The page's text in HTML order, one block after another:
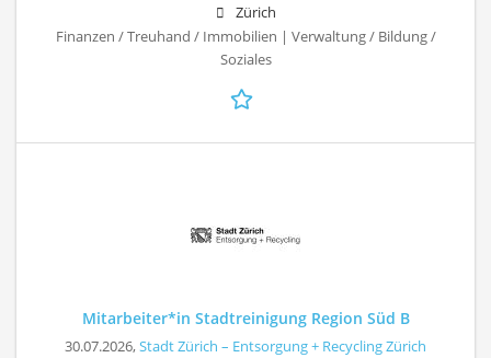
Zürich
Finanzen / Treuhand / Immobilien | Verwaltung / Bildung /
Soziales
Mitarbeiter*in Stadtreinigung Region Süd B
30.07.2026,Stadt Zürich – Entsorgung + Recycling Zürich